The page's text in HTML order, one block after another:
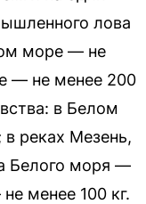
лова
море — не
— не менее 200
в Белом
реках Мезень,
Белого моря —
менее 100 кг.